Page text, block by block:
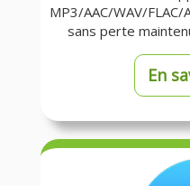
MP3/AAC/WAV/
sans perte
En